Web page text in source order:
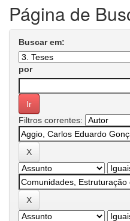
Página de
Buscar em:
por
Filtros correntes: